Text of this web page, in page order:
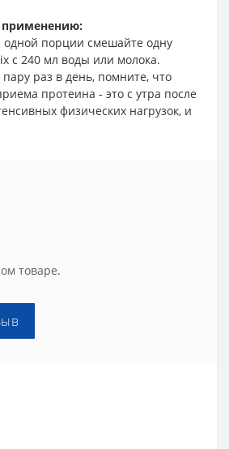
одной порции смешайте одну
с 240 мл воды или молока.
раз в день, помните, что
протеина - это с утра после
физических нагрузок, и
товаре.